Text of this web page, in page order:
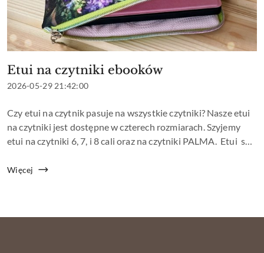
Tytuł
artykułu:
Etui na czytniki ebooków
Data
2026-05-29 21:42:00
Treść
artykułu:
Czy etui na czytnik pasuje na wszystkie czytniki? Nasze etui
na czytniki jest dostępne w czterech rozmiarach. Szyjemy
etui na czytniki 6, 7, i 8 cali oraz na czytniki PALMA. Etui są
lek...
Więcej